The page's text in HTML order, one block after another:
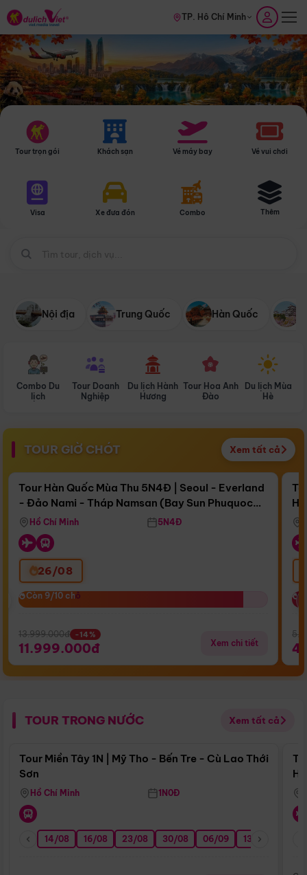
TP. Hồ Chí Minh
Tour trọn gói Khách sạn Vé máy bay Vé vui chơi
Visa Xe đưa đón Combo Thêm
Nội địa Trung Quốc Hàn Quốc
Combo Du
lịch
Tour Doanh
Nghiệp
Du lịch Hành
Hương
Tour Hoa Anh
Đào
Du lịch Mùa
Hè
TOUR GIỜ CHÓT Xem tất cả
Còn16 ngày 22:46:06
Bay Sun Phuquoc Airways
Điểm nổi bật
Tour Hàn Quốc Mùa Thu 5N4Đ | Seoul - Everland
- Đảo Nami - Tháp Namsan (Bay Sun Phuquoc
Airways)
Hồ Chí Minh 5N4Đ
26/08
Còn 9/10 chỗ
Còn 9/10 chỗ
13.999.000đ -14%
11.999.000đ Xem chi tiết
TOUR TRONG NƯỚC Xem tất cả
Điểm nổi bật
Tour Miền Tây 1N | Mỹ Tho - Bến Tre - Cù Lao Thới
Sơn
Hồ Chí Minh 1N0Đ
14/08 16/08 23/08 30/08 06/09 13/09